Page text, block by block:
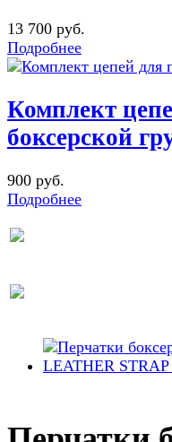
13 700 руб.
Подробнее
Комплект
боксерской
900 руб.
Подробнее